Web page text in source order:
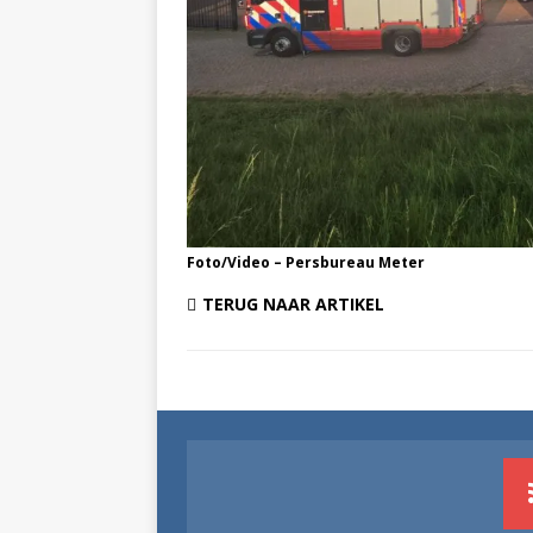
Foto/Video – Persbureau Meter
TERUG NAAR ARTIKEL